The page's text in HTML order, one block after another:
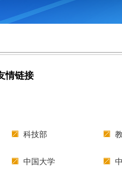
情链接
科技部
中国大学